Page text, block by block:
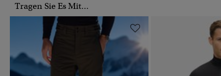
Tragen Sie Es Mit...